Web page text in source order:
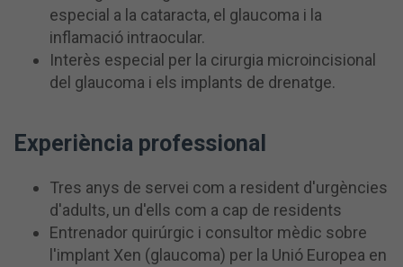
especial a la cataracta, el glaucoma i la
inflamació intraocular.
Interès especial per la cirurgia microincisional
del glaucoma i els implants de drenatge.
Experiència professional
Tres anys de servei com a resident d'urgències
d'adults, un d'ells com a cap de residents
Entrenador quirúrgic i consultor mèdic sobre
l'implant Xen (glaucoma) per la Unió Europea en